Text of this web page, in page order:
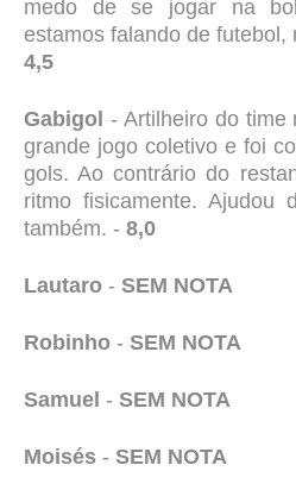
medo de se jogar na
estamos falando de futebol,
4,5
Gabigol - Artilheiro do time
grande jogo coletivo e foi
gols. Ao contrário do
ritmo fisicamente. Ajudou
também. - 8,0
Lautaro - SEM NOTA
Robinho - SEM NOTA
Samuel - SEM NOTA
Moisés - SEM NOTA